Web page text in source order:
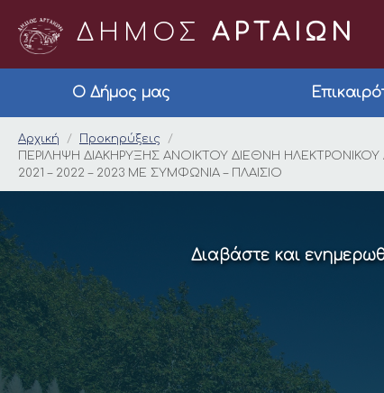
ΔΗΜΟΣ ΑΡΤΑΙΩΝ
Ο Δήμος μας
ΠΕΡΙΛΗΨΗ
Αρχική
Προκηρύξεις
ΠΕΡΙΛΗΨΗ ΔΙΑΚΗΡΥΞΗΣ ΑΝΟΙΚΤΟΥ ΔΙΕΘΝΗ
2021 – 2022 – 2023 ΜΕ ΣΥΜΦΩΝΙΑ – ΠΛΑΙΣΙΟ
Διαβάστε και